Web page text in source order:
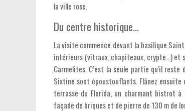
la ville rose.
Du centre historique…
La visite commence devant la basilique
intérieurs (vitraux, chapiteaux, crypte…) et
Carmelites. C’est la seule partie qu'il reste
Sixtine sont époustouflants. Flânez ensuite
terrasse du Florida, un charmant bistrot à
façade de briques et de pierre de 130 m de